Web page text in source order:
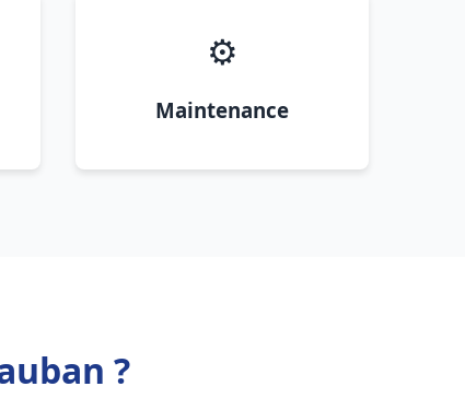
⚙️
Maintenance
?